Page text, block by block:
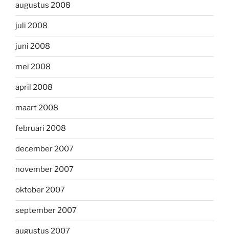
augustus 2008
juli 2008
juni 2008
mei 2008
april 2008
maart 2008
februari 2008
december 2007
november 2007
oktober 2007
september 2007
augustus 2007